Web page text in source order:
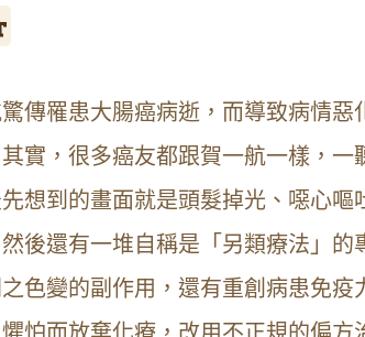
傳罹患大腸癌病逝，而導致病情惡
實，很多癌友都跟賀一航一樣，一
想到的畫面就是頭髮掉光、噁心嘔
後還有一堆自稱是「另類療法」的
色變的副作用，還有重創病患免